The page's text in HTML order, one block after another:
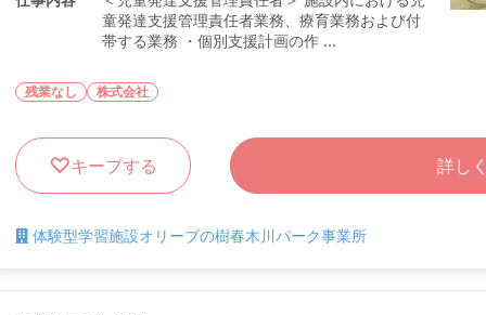
童発達支援管理責任者業務、療育業務および付
帯する業務 ・個別支援計画の作 ...
残業なし 株式会社
キープする 詳し
体験型学習施設オリーブの樹春木川パーク事業所